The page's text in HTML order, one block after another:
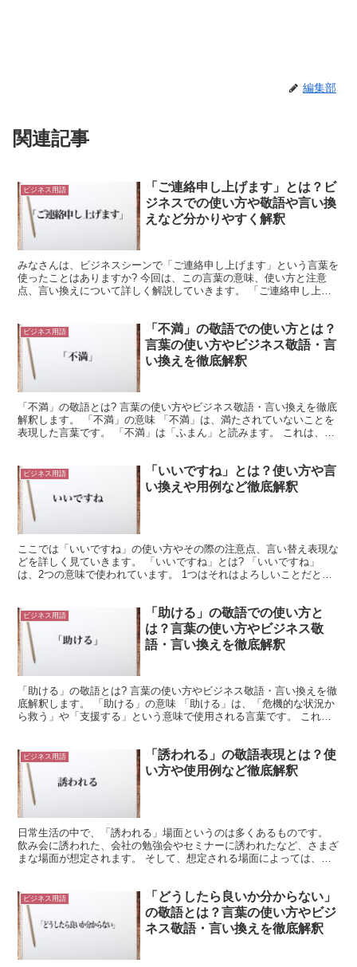
編集部
関連記事
ビジネス用語
「ご連絡申し上げます」とは？ビ
ジネスでの使い方や敬語や言い換
えなど分かりやすく解釈
みなさんは、ビジネスシーンで「ご連絡申し上げます」という言葉を
使ったことはありますか? 今回は、この言葉の意味、使い方と注意
点、言い換えについて詳しく解説していきます。 「ご連絡申し上げ
ビジネス用語
「不満」の敬語での使い方とは？
言葉の使い方やビジネス敬語・言
い換えを徹底解釈
「不満」の敬語とは? 言葉の使い方やビジネス敬語・言い換えを徹底
解釈します。 「不満」の意味 「不満」は、満たされていないことを
表現した言葉です。 「不満」は「ふまん」と読みます。 これは、
ビジネス用語
「いいですね」とは？使い方や言
い換えや用例など徹底解釈
ここでは「いいですね」の使い方やその際の注意点、言い替え表現な
どを詳しく見ていきます。 「いいですね」とは? 「いいですね」
は、2つの意味で使われています。 1つはそれはよろしいことだとい
ビジネス用語
「助ける」の敬語での使い方と
は？言葉の使い方やビジネス敬
語・言い換えを徹底解釈
「助ける」の敬語とは? 言葉の使い方やビジネス敬語・言い換えを徹
底解釈します。 「助ける」の意味 「助ける」は、「危機的な状況か
ら救う」や「支援する」という意味で使用される言葉です。 これは
ビジネス用語
「誘われる」の敬語表現とは？使
い方や使用例など徹底解釈
日常生活の中で、「誘われる」場面というのは多くあるものです。
飲み会に誘われた、会社の勉強会やセミナーに誘われたなど、さまざ
まな場面が想定されます。 そして、想定される場面によっては、敬
ビジネス用語
「どうしたら良いか分からない」
の敬語とは？言葉の使い方やビジ
ネス敬語・言い換えを徹底解釈